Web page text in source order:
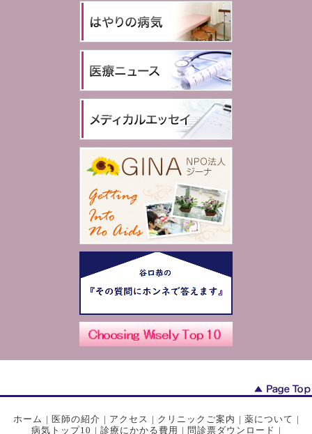
ホーム | 医師の紹介 | アクセス | クリニックご案内 | 薬について |
病気トップ10 | 診療にかかる費用 | 問診票ダウンロード |